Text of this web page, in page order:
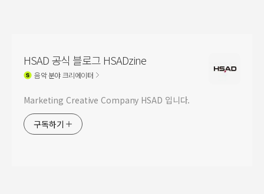
HSAD 공식 블로그 HSADzine
음악분야 크리에이터
Marketing Creative Company HSAD 입니다.
구독하기